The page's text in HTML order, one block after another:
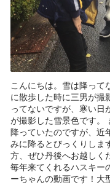
こんにちは。雪は降って
に散歩した時に三男が撮
ってないですが、寒い日
が撮影した雪景色です。
降っていたのですが、近
みに降るとびっくりしま
方、ぜひ丹後へお越しく
毎年来てくれるハスキー
ーちゃんの動画です！大